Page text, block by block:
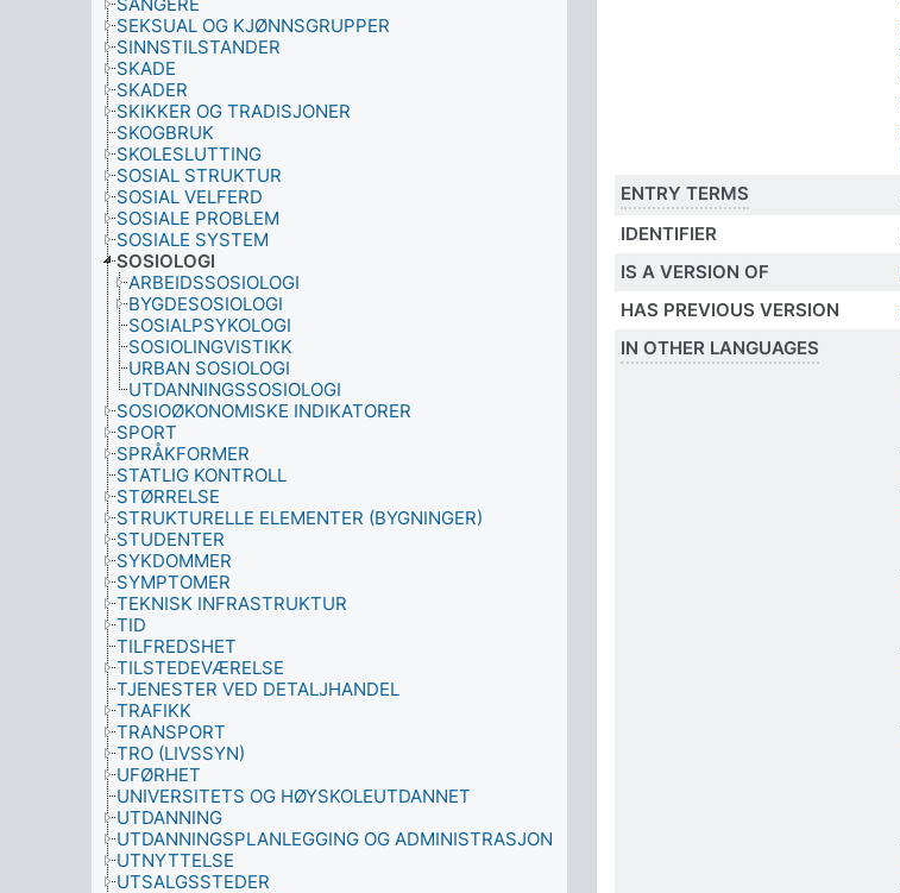
SEKSUAL OG KJØNNSGRUPPER
SINNSTILSTANDER
SKADE
SKADER
SKIKKER OG TRADISJONER
SKOGBRUK
SKOLESLUTTING
SOSIAL STRUKTUR
SOSIAL VELFERD
SOSIALE PROBLEM
SOSIALE SYSTEM
SOSIOLOGI
ARBEIDSSOSIOLOGI
BYGDESOSIOLOGI
SOSIALPSYKOLOGI
SOSIOLINGVISTIKK
URBAN SOSIOLOGI
UTDANNINGSSOSIOLOGI
SOSIOØKONOMISKE INDIKATORER
SPORT
SPRÅKFORMER
STATLIG KONTROLL
STØRRELSE
STRUKTURELLE ELEMENTER (BYGNINGER)
STUDENTER
SYKDOMMER
SYMPTOMER
TEKNISK INFRASTRUKTUR
TID
TILFREDSHET
TILSTEDEVÆRELSE
TJENESTER VED DETALJHANDEL
TRAFIKK
TRANSPORT
TRO (LIVSSYN)
UFØRHET
UNIVERSITETS OG HØYSKOLEUTDANNET
UTDANNING
UTDANNINGSPLANLEGGING OG ADMINISTRASJON
UTNYTTELSE
UTSALGSSTEDER
ENTRY TERMS
IDENTIFIER
IS A VERSION OF
HAS PREVIOUS VERSION
IN OTHER LANGUAGES